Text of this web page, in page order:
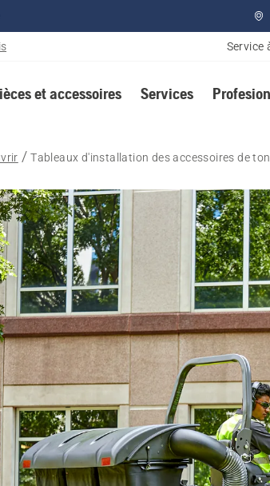
Service
et accessoires Services
Tableaux d'installation des accessoires de